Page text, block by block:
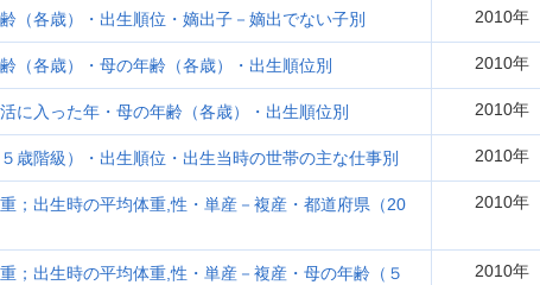
（各歳）・出生順位・嫡出子－嫡出でない子別 2010年
（各歳）・母の年齢（各歳）・出生順位別 2010年
に入った年・母の年齢（各歳）・出生順位別 2010年
歳階級）・出生順位・出生当時の世帯の主な仕事別 2010年
；出生時の平均体重,性・単産－複産・都道府県（20
2010年
；出生時の平均体重,性・単産－複産・母の年齢（５
2010年